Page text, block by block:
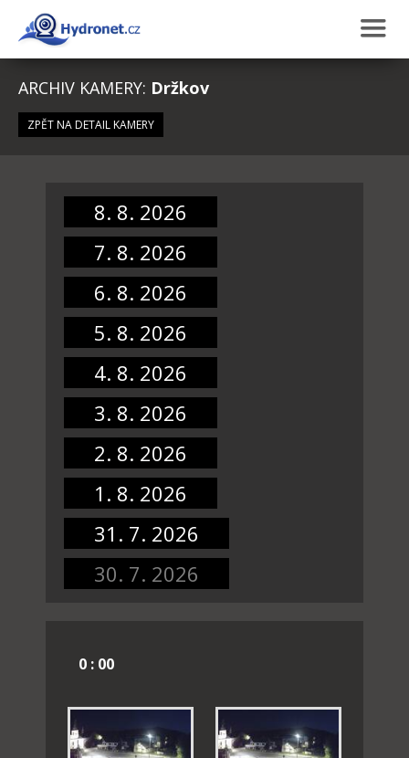
ARCHIV KAMERY: Držkov
ZPĚT NA DETAIL KAMERY
8. 8. 2026
7. 8. 2026
6. 8. 2026
5. 8. 2026
4. 8. 2026
3. 8. 2026
2. 8. 2026
1. 8. 2026
31. 7. 2026
30. 7. 2026
0 : 00